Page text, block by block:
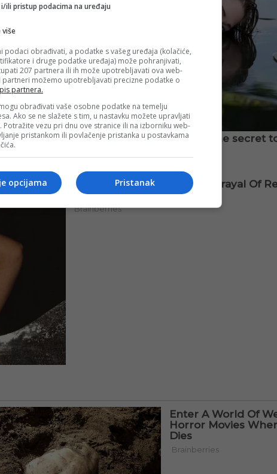
ili pristup podacima na uređaju
više
podaci obrađivati, a podatke s vašeg uređaja (kolačiće,
i druge podatke uređaja) može pohranjivati,
207 partnera ili ih može upotrebljavati ova web-
partneri možemo upotrebljavati precizne podatke o
partnera.
obrađivati vaše osobne podatke na temelju
Ako se ne slažete s tim, u nastavku možete upravljati
Potražite vezu pri dnu ove stranice ili na izborniku web-
pristankom ili povlačenje pristanka u postavkama
Pristanak
opcijama